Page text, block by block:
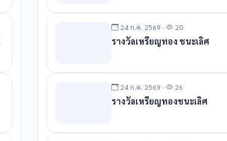
24 ก.ค. 2569 · 20
รางวัลเหรียญทอง ชนะเลิศ
24 ก.ค. 2569 · 26
รางวัลเหรียญทองชนะเลิศ